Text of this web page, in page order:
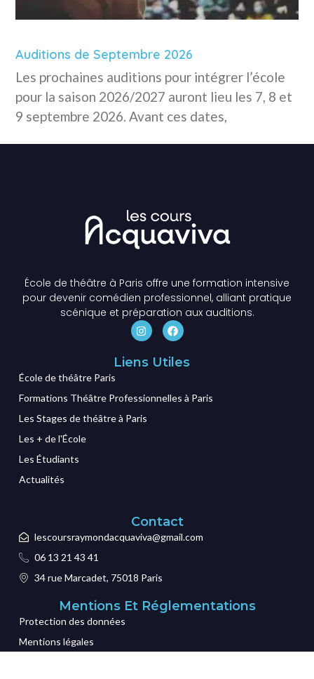
Auditions de Septembre 2026
Les prochaines auditions pour intégrer l’école
pour la saison 2026/2027 auront lieu les 7, 8 et
9 septembre 2026. Avant ces dates,
École de théâtre à Paris offre une formation intensive
pour devenir comédien professionnel, alliant pratique
scénique et préparation aux auditions.
Liens Utiles
École de théâtre Paris
Formations Théâtre Professionnelles à Paris
Les Stages de théâtre à Paris
Les + de l'École
Les Étudiants
Actualités
Contact
lescoursraymondacquaviva@gmail.com
06 13 21 43 41
34 rue Marcadet, 75018 Paris
Mentions Et Réglementations
Protection des données
Mentions légales